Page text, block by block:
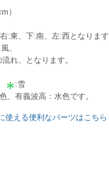
）
:東、下:南、左:西となりま
、
れ、となります。
:雪
有義波高：水色です。
使える便利なパーツはこちら